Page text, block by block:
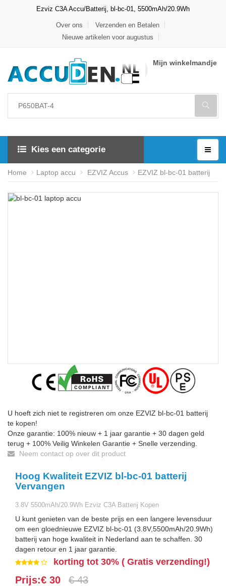
Ezviz C3A Accu/Batterij, bl-bc-01, 5500mAh/20.9Wh
Over ons
Verzenden en Betalen
Nieuwe artikelen voor augustus
Mijn winkelmandje
Kies een categorie
Home Laptop accu EZVIZ Accus EZVIZ bl-bc-01 batterij
U hoeft zich niet te registreren om onze EZVIZ bl-bc-01 batterij
te kopen!
Onze garantie: 100% nieuw + 1 jaar garantie + 30 dagen geld
terug + 100% Veilig Winkelen Garantie + Snelle verzending.
Neem contact op over dit product
Hoog Kwaliteit EZVIZ bl-bc-01 batterij
Vervangen
3.8V 5500mAh/20.9Wh Ezviz C3A Batterij Kopen
U kunt genieten van de beste prijs en een langere levensduur
om een gloednieuwe EZVIZ bl-bc-01 (3.8V,5500mAh/20.9Wh)
batterij van hoge kwaliteit in Nederland aan te schaffen. 30
dagen retour en 1 jaar garantie.
korting tot 30% ( Gratis verzending!)
Prijs:€ 30 € 43